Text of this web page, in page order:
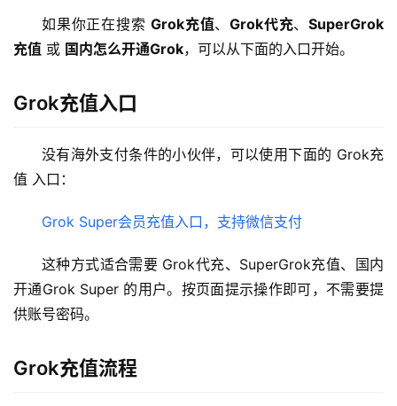
如果你正在搜索 Grok充值、 Grok代充、 SuperGrok
充值 或 国内怎么开通Grok，可以从下面的入口开始。
Grok充值入口
没有海外支付条件的小伙伴，可以使用下面的 Grok充
值 入口：
Grok Super会员充值入口，支持微信支付
这种方式适合需要 Grok代充、SuperGrok充值、国内
开通Grok Super 的用户。按页面提示操作即可，不需要提
供账号密码。
Grok充值流程